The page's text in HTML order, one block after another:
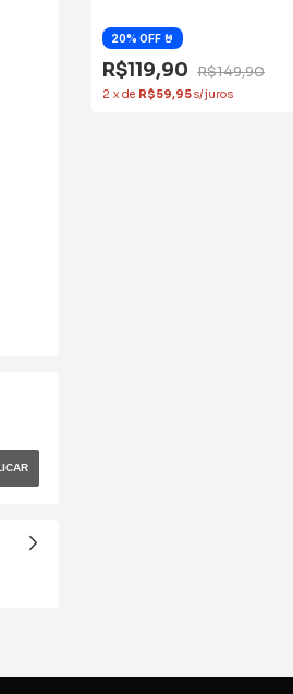
R$119,90 R$149,90
2 x de R$59,95